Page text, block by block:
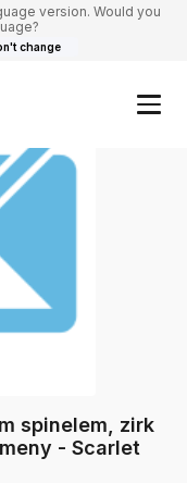
version. Would you
change
spinelem, zirk
- Scarlet